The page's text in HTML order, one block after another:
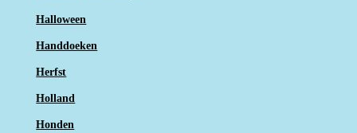
Halloween
Handdoeken
Herfst
Holland
Honden